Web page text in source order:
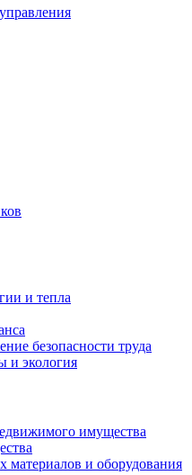
и тепла
безопасности труда
и экология
имущества
материалов и оборудования